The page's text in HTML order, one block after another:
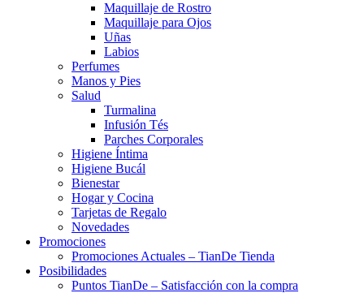
Maquillaje de Rostro
Maquillaje para Ojos
Uñas
Labios
Perfumes
Manos y Pies
Salud
Turmalina
Infusión Tés
Parches Corporales
Higiene Íntima
Higiene Bucál
Bienestar
Hogar y Cocina
Tarjetas de Regalo
Novedades
Promociones
Promociones Actuales – TianDe Tienda
Posibilidades
Puntos TianDe – Satisfacción con la compra